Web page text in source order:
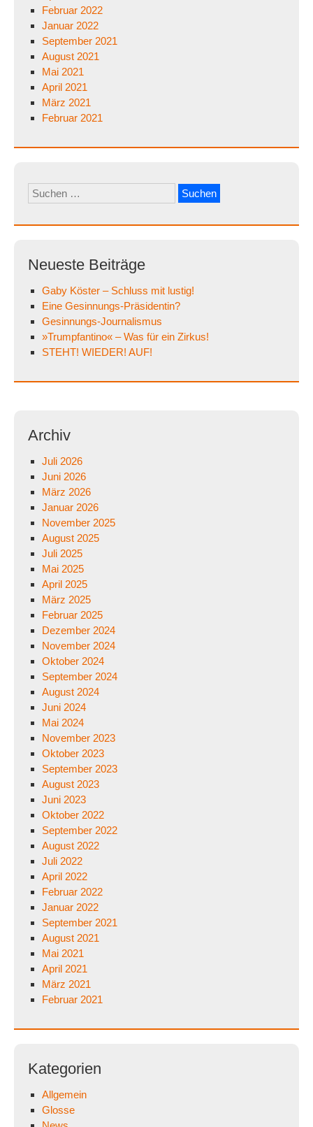
Februar 2022
Januar 2022
September 2021
August 2021
Mai 2021
April 2021
März 2021
Februar 2021
Suchen
nach:
Neueste Beiträge
Gaby Köster – Schluss mit lustig!
Eine Gesinnungs-Präsidentin?
Gesinnungs-Journalismus
»Trumpfantino« – Was für ein Zirkus!
STEHT! WIEDER! AUF!
Archiv
Juli 2026
Juni 2026
März 2026
Januar 2026
November 2025
August 2025
Juli 2025
Mai 2025
April 2025
März 2025
Februar 2025
Dezember 2024
November 2024
Oktober 2024
September 2024
August 2024
Juni 2024
Mai 2024
November 2023
Oktober 2023
September 2023
August 2023
Juni 2023
Oktober 2022
September 2022
August 2022
Juli 2022
April 2022
Februar 2022
Januar 2022
September 2021
August 2021
Mai 2021
April 2021
März 2021
Februar 2021
Kategorien
Allgemein
Glosse